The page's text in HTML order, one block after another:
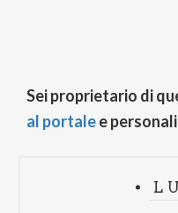
Sei proprietario di
al portalee